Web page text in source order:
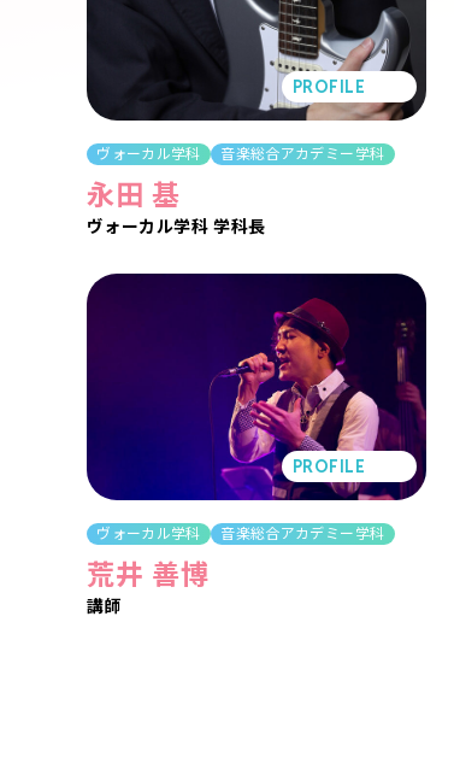
PROFILE
ヴォーカル学科 音楽総合アカデミー学科
永田 基
ヴォーカル学科 学科長
PROFILE
ヴォーカル学科 音楽総合アカデミー学科
荒井 善博
講師